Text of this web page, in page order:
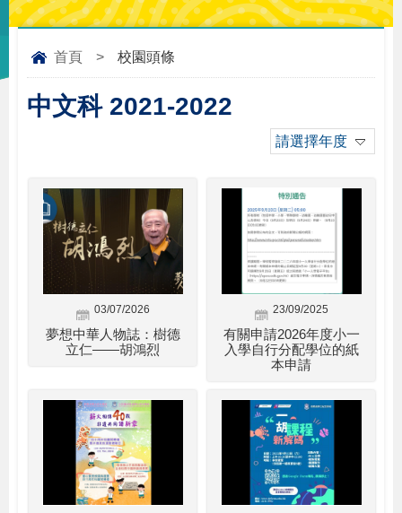
首頁 > 校園頭條
中文科 2021-2022
請選擇年度
03/07/2026
夢想中華人物誌：樹德
立仁——胡鴻烈
23/09/2025
有關申請2026年度小一
入學自行分配學位的紙
本申請